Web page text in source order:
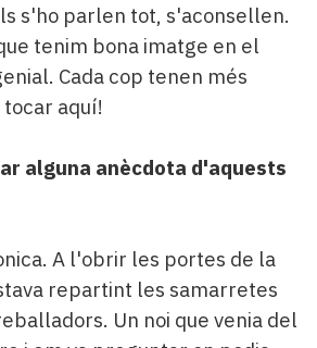
s'ho parlen tot, s'aconsellen.
tenim bona imatge en el
Cada cop tenen més
aquí!
alguna anècdota d'aquests
A l'obrir les portes de la
repartint les samarretes
Un noi que venia del